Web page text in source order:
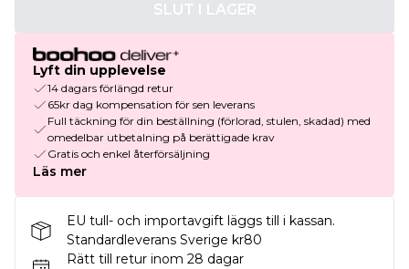
SLUT I LAGER
Lyft din upplevelse
14 dagars förlängd retur
65kr dag kompensation för sen leverans
Full täckning för din beställning (förlorad, stulen, skadad) med
omedelbar utbetalning på berättigade krav
Gratis och enkel återförsäljning
Läs mer
EU tull- och importavgift läggs till i kassan.
Standardleverans Sverige kr80
Rätt till retur inom 28 dagar